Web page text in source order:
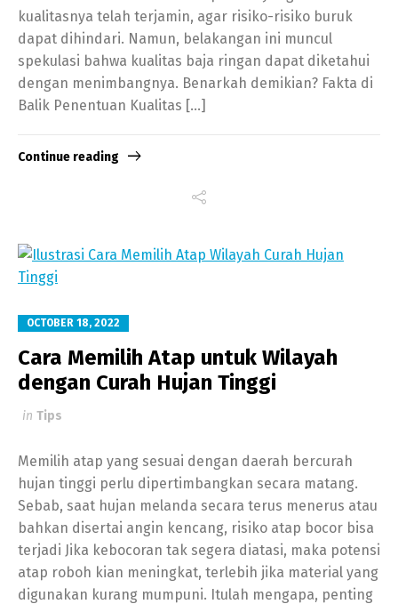
kualitasnya telah terjamin, agar risiko-risiko buruk
dapat dihindari. Namun, belakangan ini muncul
spekulasi bahwa kualitas baja ringan dapat diketahui
dengan menimbangnya. Benarkah demikian? Fakta di
Balik Penentuan Kualitas […]
Continue reading
OCTOBER 18, 2022
Cara Memilih Atap untuk Wilayah
dengan Curah Hujan Tinggi
in Tips
Memilih atap yang sesuai dengan daerah bercurah
hujan tinggi perlu dipertimbangkan secara matang.
Sebab, saat hujan melanda secara terus menerus atau
bahkan disertai angin kencang, risiko atap bocor bisa
terjadi Jika kebocoran tak segera diatasi, maka potensi
atap roboh kian meningkat, terlebih jika material yang
digunakan kurang mumpuni. Itulah mengapa, penting